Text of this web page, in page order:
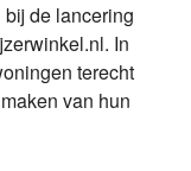
de lancering
In
terecht
van hun